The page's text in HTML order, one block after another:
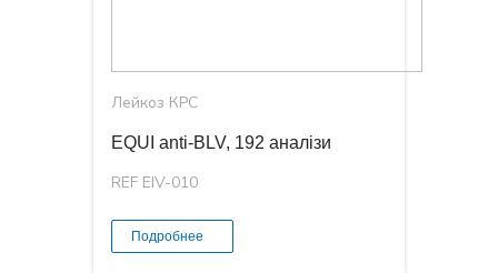
Лейкоз КРС
EQUI anti-BLV, 192 аналізи
REF EIV-010
Подробнее